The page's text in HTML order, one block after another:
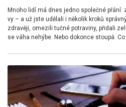
Mnoho lidí má dnes jedno společné přání:
vy – a už jste udělali i několik kroků
zdravěji, omezili tučné potraviny, přidali
se váha nehýbe. Nebo dokonce stoupá.